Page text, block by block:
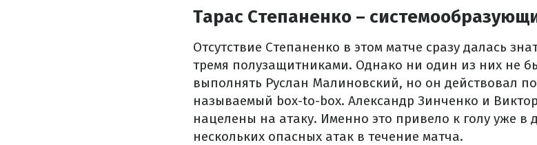
Тарас Степаненко –
Отсутствие Степаненко в этом матче сразу далась
тремя полузащитниками. Однако ни один из них не
выполнять Руслан Малиновский, но он действовал
называемый box-to-box. Александр Зинченко и
нацелены на атаку. Именно это привело к голу уже в
нескольких опасных атак в течение матча.